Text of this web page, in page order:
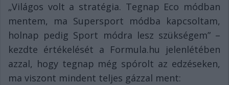
„Világos volt a stratégia. Tegnap Eco módban
mentem, ma Supersport módba kapcsoltam,
holnap pedig Sport módra lesz szükségem” –
kezdte értékelését a Formula.hu jelenlétében
azzal, hogy tegnap még spórolt az edzéseken,
ma viszont mindent teljes gázzal ment: